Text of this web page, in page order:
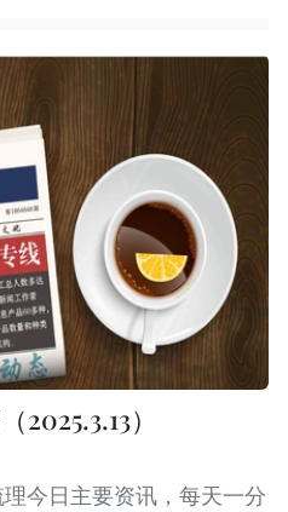
）
今日主要资讯，每天一分